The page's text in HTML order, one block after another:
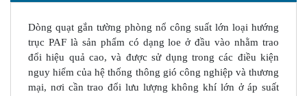
Dòng quạt gắn tường phòng nổ công suất lớn loại hướng
trục PAF là sản phẩm có dạng loe ở đầu vào nhằm trao
đổi hiệu quả cao, và được sử dụng trong các điều kiện
nguy hiểm của hệ thống thông gió công nghiệp và thương
mại, nơi cần trao đổi lưu lượng không khí lớn ở áp suất